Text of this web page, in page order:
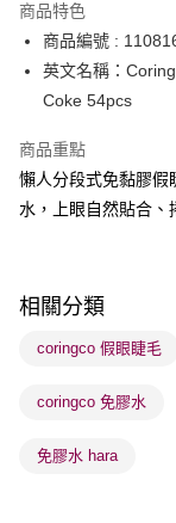
PayMe
WeChat Pay
送貨方式
順豐自助櫃 - 確認發
順豐站及營業點 - 確
物流公司進行物流配送
商品特色
商品編號 :
英文名稱：
Coke 54pcs
商品重點
懶人分段式免黏膠假
水，上眼自然貼合、
相關分類
coringco 假眼睫毛
coringco 免膠水
免膠水 hara